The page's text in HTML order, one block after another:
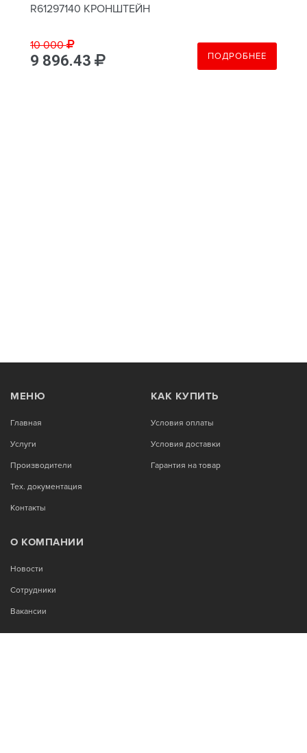
R61297140 КРОНШТЕЙН
10 000
9 896.43 ПОДРОБНЕЕ
МЕНЮ
Главная
Услуги
Производители
Тех. документация
Контакты
КАК КУПИТЬ
Условия оплаты
Условия доставки
Гарантия на товар
О КОМПАНИИ
Новости
Сотрудники
Вакансии